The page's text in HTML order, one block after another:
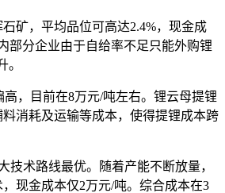
矿，平均品位可高达2.4%，现金成
部分企业由于自给率不足只能外购锂
。
，目前在8万元/吨左右。锂云母提锂
消耗及运输等成本，使得提锂成本跨
术路线最优。随着产能不断放量，
现金成本仅2万元/吨。综合成本在3